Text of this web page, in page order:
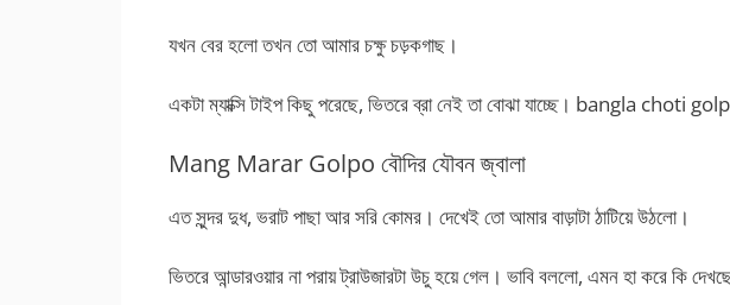
যখন বের হলো তখন তো আমার চক্ষু চড়কগাছ।
একটা ম্যাক্সি টাইপ কিছু পরেছে, ভিতরে ব্রা নেই তা বোঝা যাচ্ছে। bangla choti
Mang Marar Golpo বৌদির যৌবন জ্বালা
এত সুন্দর দুধ, ভরাট পাছা আর সরি কোমর। দেখেই তো আমার বাড়াটা ঠাটিয়ে উঠলো।
ভিতরে আন্ডারওয়ার না পরায় ট্রাউজারটা উচু হয়ে গেল। ভাবি বললো, এমন হা করে কি